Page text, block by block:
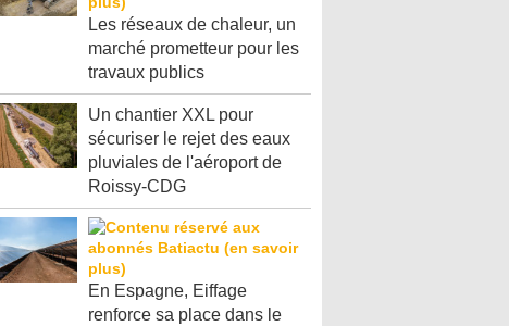
Les réseaux de chaleur, un
marché prometteur pour les
travaux publics
Un chantier XXL pour
sécuriser le rejet des eaux
pluviales de l'aéroport de
Roissy-CDG
En Espagne, Eiffage
renforce sa place dans le